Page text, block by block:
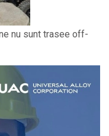
nu sunt trasee off-